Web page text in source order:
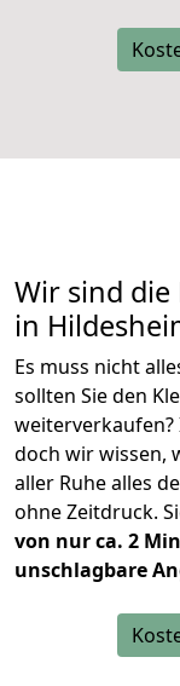
Wir sind
in
Es muss nicht
sollten Sie den
weiterverkaufen?
doch wir wissen,
aller Ruhe alles
ohne Zeitdruck.
von nur ca. 2
unschlagbare